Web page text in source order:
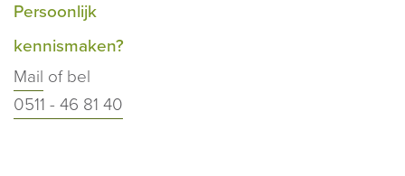
Persoonlijk
kennismaken?
Mail of bel
0511 - 46 81 40